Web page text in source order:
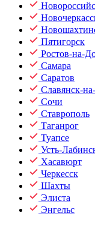
Пятигорск
Ростов-на-
Самара
Саратов
Славянск-
Сочи
Ставрополь
Таганрог
Туапсе
Усть-
Хасавюрт
Черкесск
Шахты
Элиста
Энгельс